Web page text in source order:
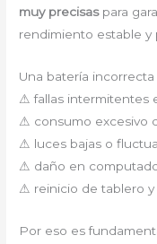
muy precisaspara
rendimiento estable y
Una batería
⚠ fallas intermitentes
⚠ consumo excesivo
⚠ luces bajas o
⚠ daño en
⚠ reinicio de tablero y
Por eso es